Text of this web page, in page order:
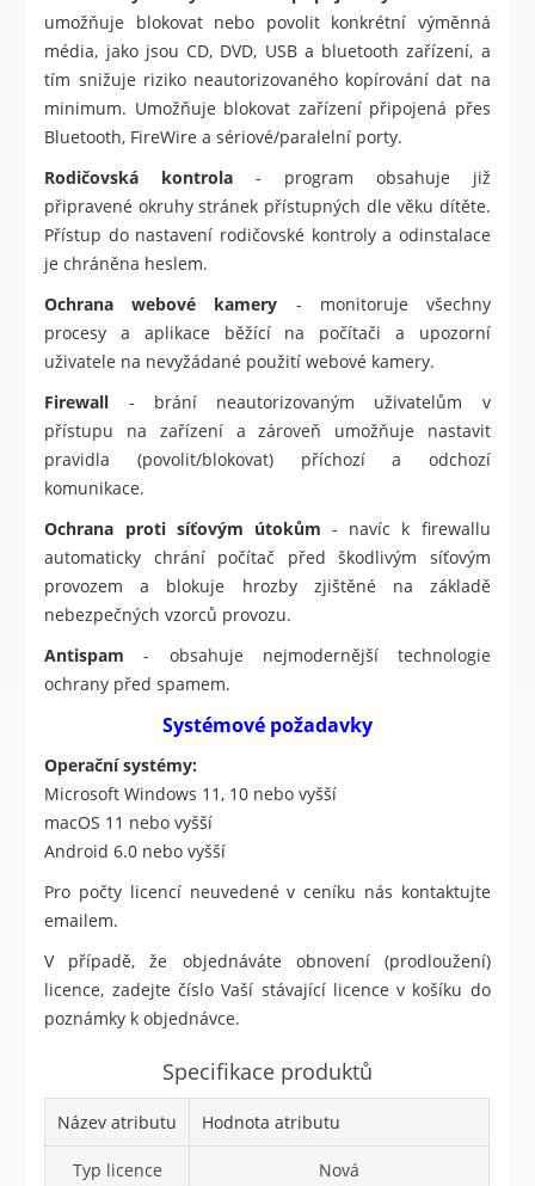
umožňuje blokovat nebo povolit konkrétní výměnná
média, jako jsou CD, DVD, USB a bluetooth zařízení, a
tím snižuje riziko neautorizovaného kopírování dat na
minimum. Umožňuje blokovat zařízení připojená přes
Bluetooth, FireWire a sériové/paralelní porty.
Rodičovská kontrola - program obsahuje již
připravené okruhy stránek přístupných dle věku dítěte.
Přístup do nastavení rodičovské kontroly a odinstalace
je chráněna heslem.
Ochrana webové kamery - monitoruje všechny
procesy a aplikace běžící na počítači a upozorní
uživatele na nevyžádané použití webové kamery.
Firewall - brání neautorizovaným uživatelům v
přístupu na zařízení a zároveň umožňuje nastavit
pravidla (povolit/blokovat) příchozí a odchozí
komunikace.
Ochrana proti síťovým útokům - navíc k firewallu
automaticky chrání počítač před škodlivým síťovým
provozem a blokuje hrozby zjištěné na základě
nebezpečných vzorců provozu.
Antispam - obsahuje nejmodernější technologie
ochrany před spamem.
Systémové požadavky
Operační systémy:
Microsoft Windows 11, 10 nebo vyšší
macOS 11 nebo vyšší
Android 6.0 nebo vyšší
Pro počty licencí neuvedené v ceníku nás kontaktujte
emailem.
V případě, že objednáváte obnovení (prodloužení)
licence, zadejte číslo Vaší stávající licence v košíku do
poznámky k objednávce.
Specifikace produktů
Název atributu Hodnota atributu
Typ licence Nová